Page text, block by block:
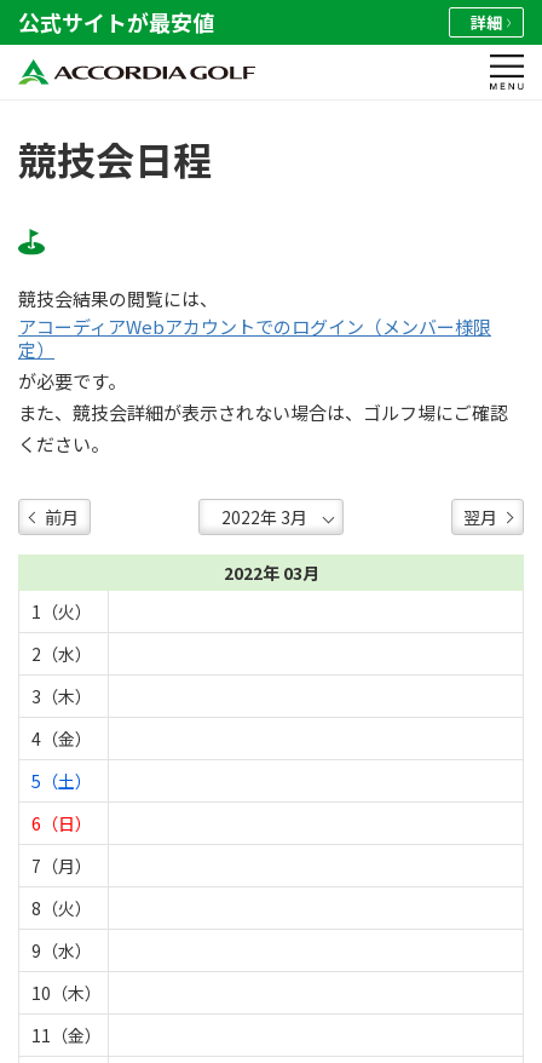
公式サイトが最安値 詳細
競技会日程
競技会結果の閲覧には、
アコーディアWebアカウントでのログイン（メンバー様限
定）
が必要です。
また、競技会詳細が表示されない場合は、ゴルフ場にご確認
ください。
前月 翌月
2022年 03月
1（火）
2（水）
3（木）
4（金）
5（土）
6（日）
7（月）
8（火）
9（水）
10（木）
11（金）